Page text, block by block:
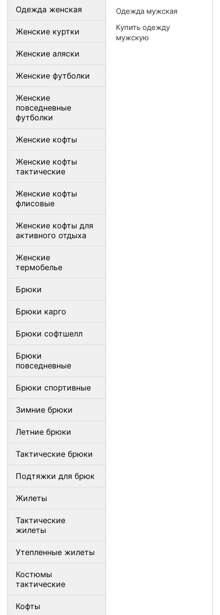
Одежда женская
Женские куртки
Женские аляски
Женские футболки
Женские
повседневные
футболки
Женские кофты
Женские кофты
тактические
Женские кофты
флисовые
Женские кофты для
активного отдыха
Женские
термобелье
Брюки
Брюки карго
Брюки софтшелл
Брюки
повседневные
Брюки спортивные
Зимние брюки
Летние брюки
Тактические брюки
Подтяжки для брюк
Жилеты
Тактические
жилеты
Утепленные жилеты
Костюмы
тактические
Кофты
Одежда мужская
Купить одежду
мужскую